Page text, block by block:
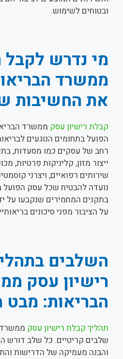
ובטוחים לשימוש.
מי נדרש לקבל
ממשרד
את החשיבות
קבלת רישיון עסק ממשרד
הפועל בתחומים הנוגעים
רחב של עסקים כמו מסעדות,
ייצור מזון, קליניקות פרטיות,
שירותים רפואיים, ויצרני
נועדה להבטיח שכל עסק הפועל
בתקנים המחמירים שנקבעו על
על הציבור מפני סיכונים
השלבים
רישיון עסק
הבריאות: מבט
תהליך קבלת רישיון עסק ממשרד
שלבים קריטיים. כל שלב דורש
והבנה מעמיקה של הדרישות